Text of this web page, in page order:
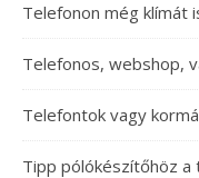
Telefonon még klímát
Telefonos, webshop,
Telefontok vagy
Tipp pólókészítőhöz